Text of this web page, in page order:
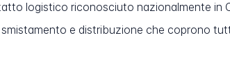
logistico riconosciuto nazionalmente in
e distribuzione che coprono